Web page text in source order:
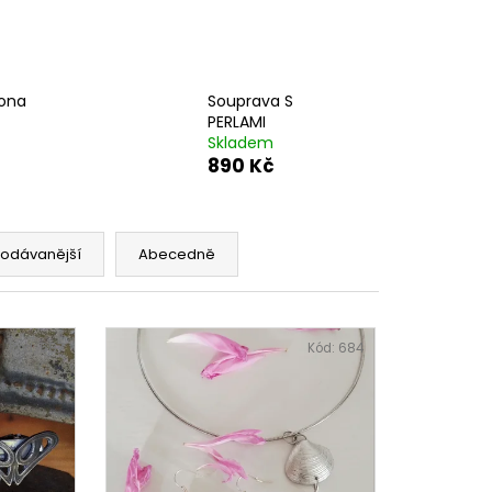
Souprava S
PERLAMI
Skladem
890 Kč
Abecedně
Kód:687 Kód: 684